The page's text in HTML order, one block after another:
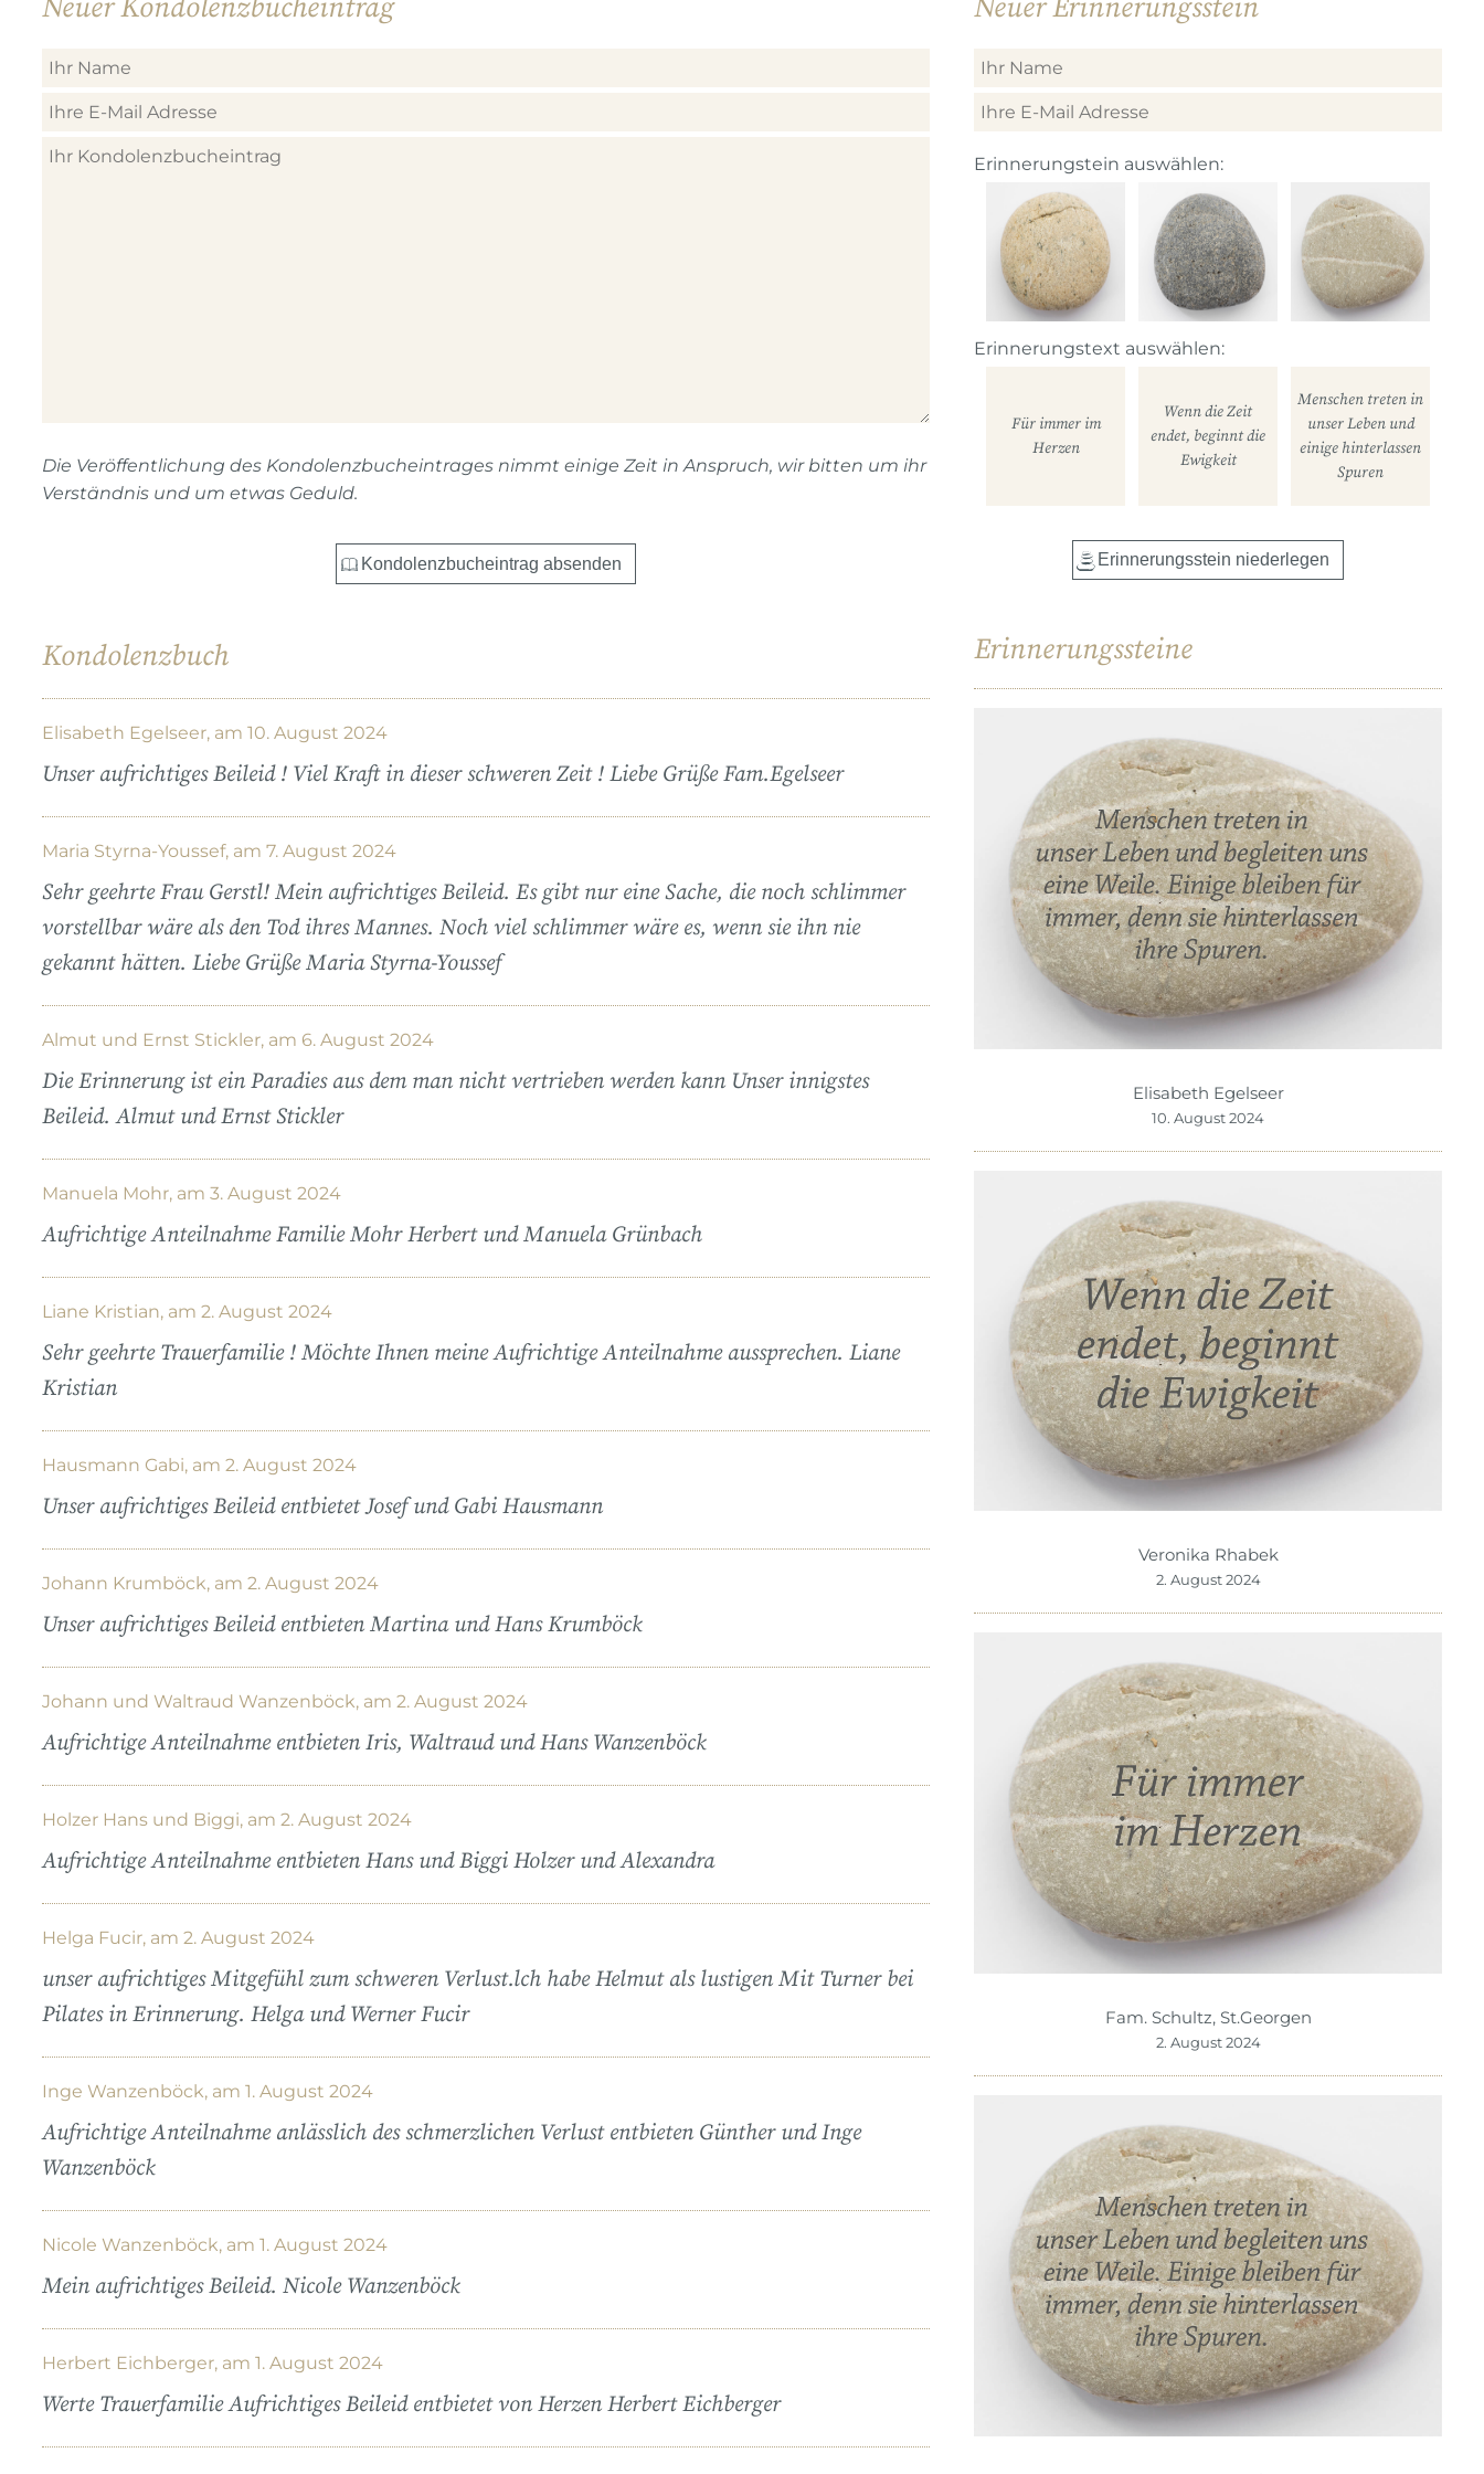
Neuer Kondolenzbucheintrag
Die Veröffentlichung des Kondolenzbucheintrages nimmt einige Zeit in Anspruch, wir bitten um ihr
Verständnis und um etwas Geduld.
Kondolenzbuch
Elisabeth Egelseer, am 10. August 2024
Unser aufrichtiges Beileid ! Viel Kraft in dieser schweren Zeit ! Liebe Grüße Fam.Egelseer
Maria Styrna-Youssef, am 7. August 2024
Sehr geehrte Frau Gerstl! Mein aufrichtiges Beileid. Es gibt nur eine Sache, die noch schlimmer
vorstellbar wäre als den Tod ihres Mannes. Noch viel schlimmer wäre es, wenn sie ihn nie
gekannt hätten. Liebe Grüße Maria Styrna-Youssef
Almut und Ernst Stickler, am 6. August 2024
Die Erinnerung ist ein Paradies aus dem man nicht vertrieben werden kann Unser innigstes
Beileid. Almut und Ernst Stickler
Manuela Mohr, am 3. August 2024
Aufrichtige Anteilnahme Familie Mohr Herbert und Manuela Grünbach
Liane Kristian, am 2. August 2024
Sehr geehrte Trauerfamilie ! Möchte Ihnen meine Aufrichtige Anteilnahme aussprechen. Liane
Kristian
Hausmann Gabi, am 2. August 2024
Unser aufrichtiges Beileid entbietet Josef und Gabi Hausmann
Johann Krumböck, am 2. August 2024
Unser aufrichtiges Beileid entbieten Martina und Hans Krumböck
Johann und Waltraud Wanzenböck, am 2. August 2024
Aufrichtige Anteilnahme entbieten Iris, Waltraud und Hans Wanzenböck
Holzer Hans und Biggi, am 2. August 2024
Aufrichtige Anteilnahme entbieten Hans und Biggi Holzer und Alexandra
Helga Fucir, am 2. August 2024
unser aufrichtiges Mitgefühl zum schweren Verlust.lch habe Helmut als lustigen Mit Turner bei
Pilates in Erinnerung. Helga und Werner Fucir
Inge Wanzenböck, am 1. August 2024
Aufrichtige Anteilnahme anlässlich des schmerzlichen Verlust entbieten Günther und Inge
Wanzenböck
Nicole Wanzenböck, am 1. August 2024
Mein aufrichtiges Beileid. Nicole Wanzenböck
Herbert Eichberger, am 1. August 2024
Werte Trauerfamilie Aufrichtiges Beileid entbietet von Herzen Herbert Eichberger
Neuer Erinnerungsstein
Erinnerungstein auswählen:
Erinnerungstext auswählen:
Für immer im
Herzen
Wenn die Zeit
endet, beginnt die
Ewigkeit
Menschen treten in
unser Leben und
einige hinterlassen
Spuren
Erinnerungssteine
Elisabeth Egelseer
10. August 2024
Veronika Rhabek
2. August 2024
Fam. Schultz, St.Georgen
2. August 2024